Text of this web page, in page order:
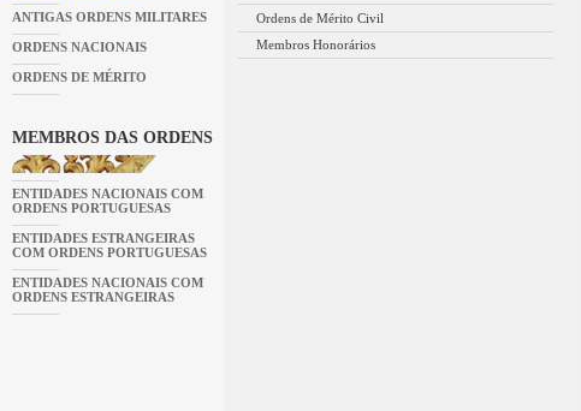
ANTIGAS ORDENS MILITARES
ORDENS NACIONAIS
ORDENS DE MÉRITO
MEMBROS DAS ORDENS
ENTIDADES NACIONAIS COM
ORDENS PORTUGUESAS
ENTIDADES ESTRANGEIRAS
COM ORDENS PORTUGUESAS
ENTIDADES NACIONAIS COM
ORDENS ESTRANGEIRAS
Ordens de Mérito Civil
Membros Honorários